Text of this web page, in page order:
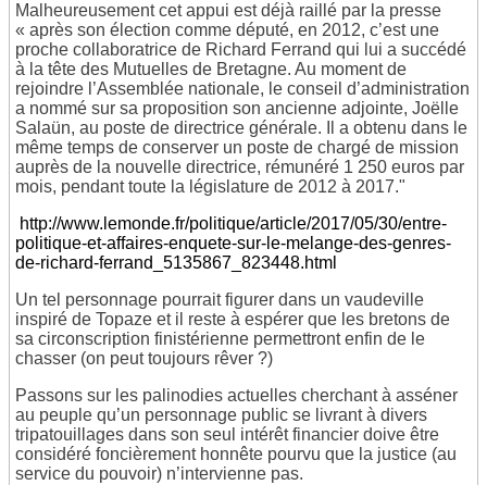
Malheureusement cet appui est déjà raillé par la presse
« après son élection comme député, en 2012, c’est une
proche collaboratrice de Richard Ferrand qui lui a succédé
à la tête des Mutuelles de Bretagne. Au moment de
rejoindre l’Assemblée nationale, le conseil d’administration
a nommé sur sa proposition son ancienne adjointe, Joëlle
Salaün, au poste de directrice générale. Il a obtenu dans le
même temps de conserver un poste de chargé de mission
auprès de la nouvelle directrice, rémunéré 1 250 euros par
mois, pendant toute la législature de 2012 à 2017."
http://www.lemonde.fr/politique/article/2017/05/30/entre-
politique-et-affaires-enquete-sur-le-melange-des-genres-
de-richard-ferrand_5135867_823448.html
Un tel personnage pourrait figurer dans un vaudeville
inspiré de Topaze et il reste à espérer que les bretons de
sa circonscription finistérienne permettront enfin de le
chasser (on peut toujours rêver ?)
Passons sur les palinodies actuelles cherchant à asséner
au peuple qu’un personnage public se livrant à divers
tripatouillages dans son seul intérêt financier doive être
considéré foncièrement honnête pourvu que la justice (au
service du pouvoir) n’intervienne pas.